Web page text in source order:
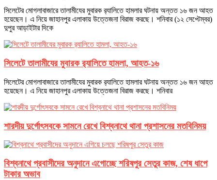
সিলেটের মোগলাবাজারে তালামীযের মুবারক র‌্যালিতে হামলার ঘটনায় অন্তত ১৬ জন আহত
হয়েছেন। এ নিয়ে জাহানপুর এলাকায় উত্তেজনা বিরাজ করছে। শনিবার (১২ সেপ্টেম্বর)
দুপুর আড়াইটার দিকে
সিলেটে তালামীযের মুবারক র‌্যালিতে হামলা, আহত-১৬
সিলেটের মোগলাবাজারে তালামীযের মুবারক র‌্যালিতে হামলার ঘটনায় অন্তত ১৬ জন আহত
হয়েছেন। এ নিয়ে জাহানপুর এলাকায় উত্তেজনা বিরাজ করছে। শনিবার
শারদীয় দুর্গোৎসবকে সামনে রেখে বিশ্বনাথে থানা প্রশাসনের মতবিনিময়
বিশ্বনাথে প্রবাসীদের অনুদানে এগোচ্ছে শরিষপুর সেতুর কাজ, শেষ ধাপে
টাকার অভাব